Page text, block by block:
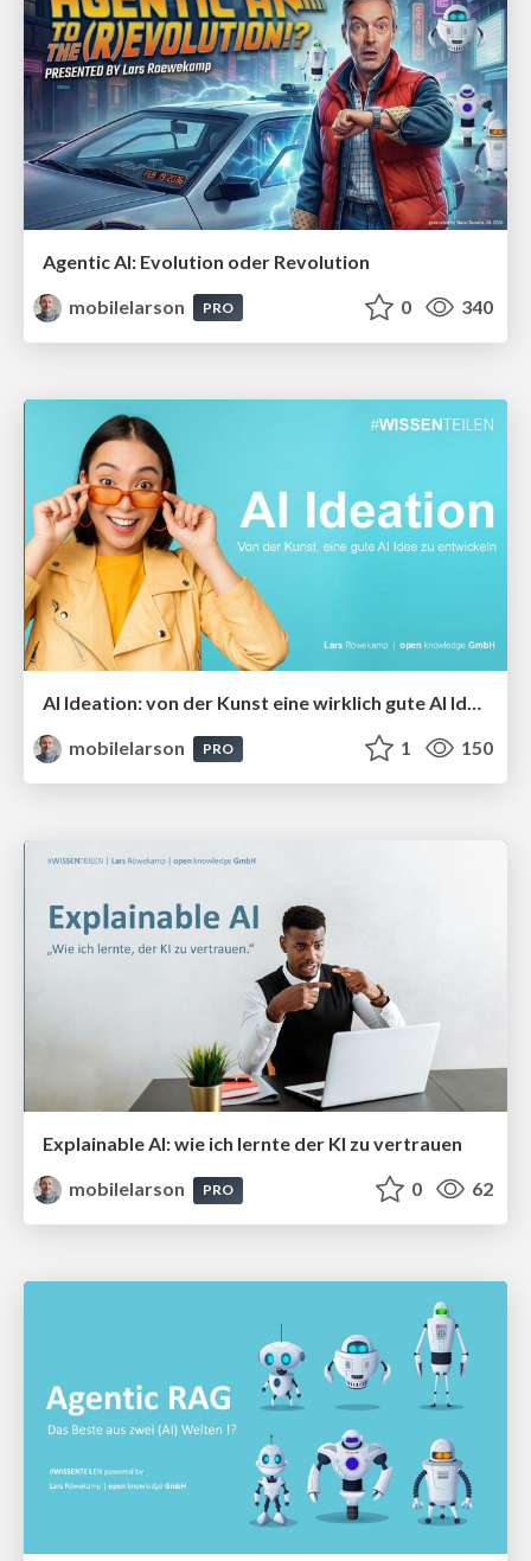
Agentic AI: Evolution oder Revolution
mobilelarson
PRO 0 340
AI Ideation: von der Kunst eine wirklich gute AI Idee zu entwickeln
mobilelarson
PRO 1 150
Explainable AI: wie ich lernte der KI zu vertrauen
mobilelarson
PRO 0 62